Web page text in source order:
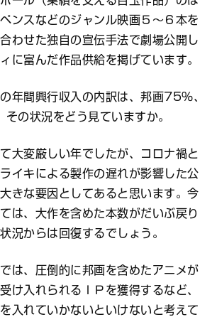
ンスなどのジャンル映画５〜６本を
わせた独自の宣伝手法で劇場公開し
に富んだ作品供給を掲げています。
間興行収入の内訳は、邦画75％、
の状況をどう見ていますか。
大変厳しい年でしたが、コロナ禍と
イキによる製作の遅れが影響した公
きな要因としてあると思います。今
は、大作を含めた本数がだいぶ戻り
況からは回復するでしょう。
は、圧倒的に邦画を含めたアニメが
け入れられるＩＰを獲得するなど、
入れていかないといけないと考えて